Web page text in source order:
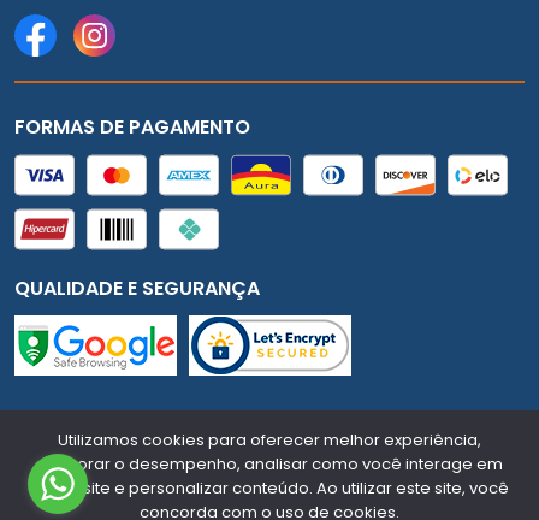
FORMAS DE PAGAMENTO
QUALIDADE E SEGURANÇA
direitos reservados.2026
Desenvolvido Por:
Utilizamos cookies para oferecer melhor experiência,
melhorar o desempenho, analisar como você interage em
nosso site e personalizar conteúdo. Ao utilizar este site, você
concorda com o uso de cookies.